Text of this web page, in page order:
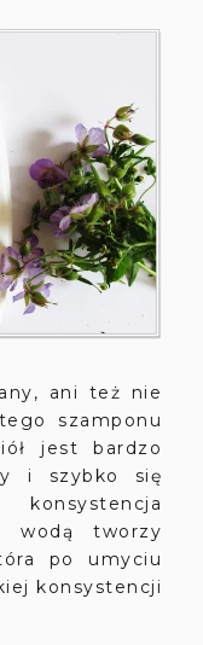
ani też nie
szamponu
jest bardzo
i szybko się
wodą tworzy
po umyciu
konsystencji